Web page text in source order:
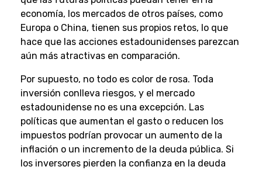
economía, los mercados de otros países, como
Europa o China, tienen sus propios retos, lo que
hace que las acciones estadounidenses parezcan
aún más atractivas en comparación.
Por supuesto, no todo es color de rosa. Toda
inversión conlleva riesgos, y el mercado
estadounidense no es una excepción. Las
políticas que aumentan el gasto o reducen los
impuestos podrían provocar un aumento de la
inflación o un incremento de la deuda pública. Si
los inversores pierden la confianza en la deuda